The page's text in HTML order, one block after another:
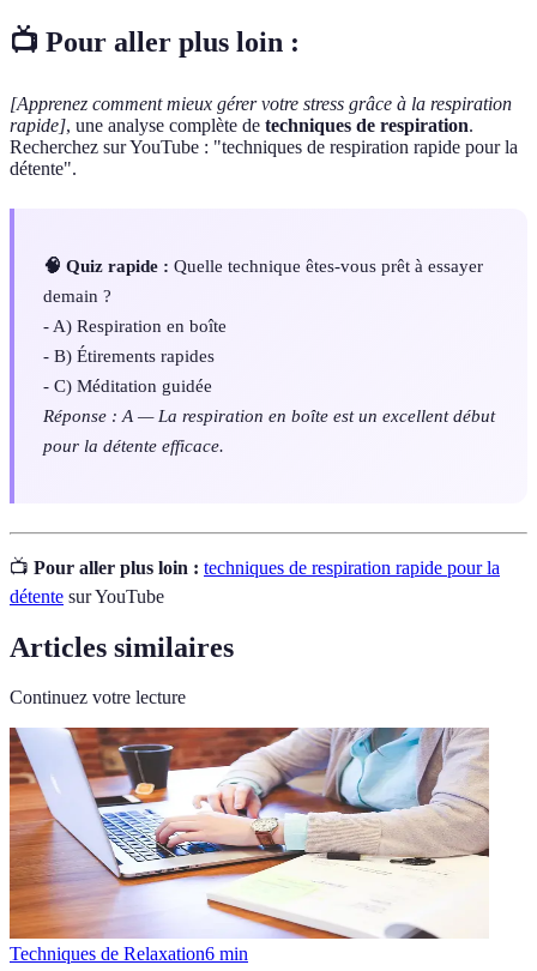
📺 Pour aller plus loin :
[Apprenez comment mieux gérer votre stress grâce à la respiration
rapide], une analyse complète de techniques de respiration.
Recherchez sur YouTube : "techniques de respiration rapide pour la
détente".
🧠 Quiz rapide : Quelle technique êtes-vous prêt à essayer
demain ?
- A) Respiration en boîte
- B) Étirements rapides
- C) Méditation guidée
Réponse : A — La respiration en boîte est un excellent début
pour la détente efficace.
📺 Pour aller plus loin : techniques de respiration rapide pour la
détente sur YouTube
Articles similaires
Continuez votre lecture
Techniques de Relaxation6 min